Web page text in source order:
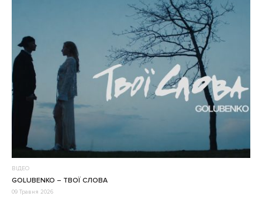
ВІДЕО
GOLUBENKO – ТВОЇ СЛОВА
09 Травня 2026